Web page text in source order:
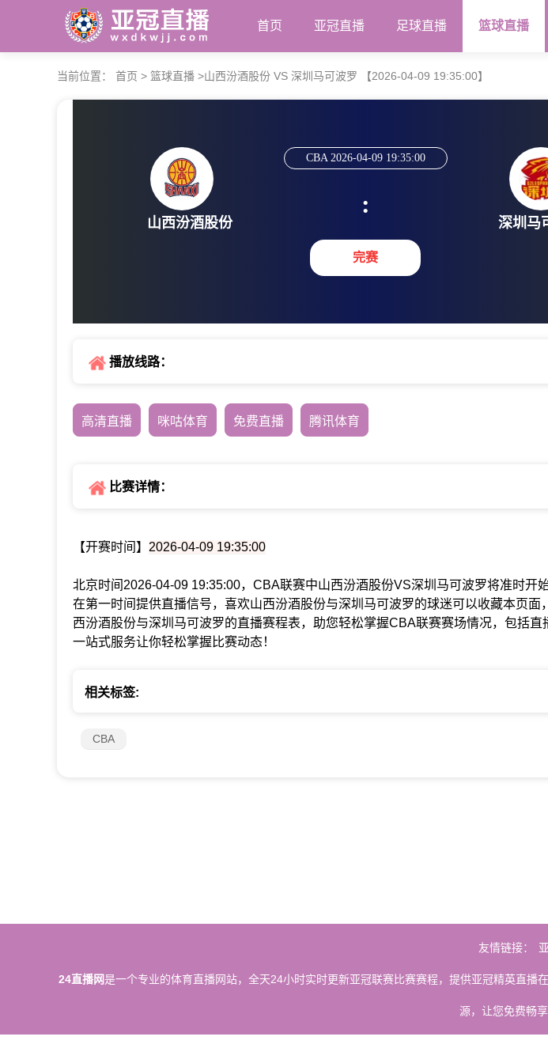
首页 亚冠直播 足球直播 篮球直播
当前位置： 首页 > 篮球直播 >山西汾酒股份 VS 深圳马可波罗 【2026-04-09 19:35:00】
山西汾酒股份
CBA 2026-04-09 19:35:00
:
完赛
深圳马
播放线路：
高清直播 咪咕体育 免费直播 腾讯体育
比赛详情：
【开赛时间】 2026-04-09 19:35:00
北京时间2026-04-09 19:35:00，CBA联赛中山西汾酒股份VS深圳马可波罗将准时开
在第一时间提供直播信号，喜欢山西汾酒股份与深圳马可波罗的球迷可以收藏本页面
西汾酒股份与深圳马可波罗的直播赛程表，助您轻松掌握CBA联赛赛场情况，包括直
一站式服务让你轻松掌握比赛动态！
相关标签:
CBA
友情链接：
24直播网是一个专业的体育直播网站，全天24小时实时更新亚冠联赛比赛赛程，提供亚冠精英直
源，让您免费畅享